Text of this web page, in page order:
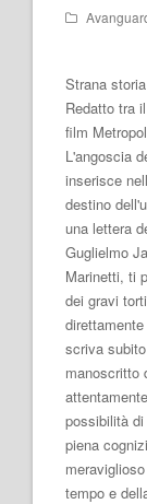
Strana
Redatto tra
film
L'angoscia
inserisce
destino
una lettera
Guglielmo
Marinetti, ti
dei gravi
scriva
manoscritto
possibilità
piena
tempo e